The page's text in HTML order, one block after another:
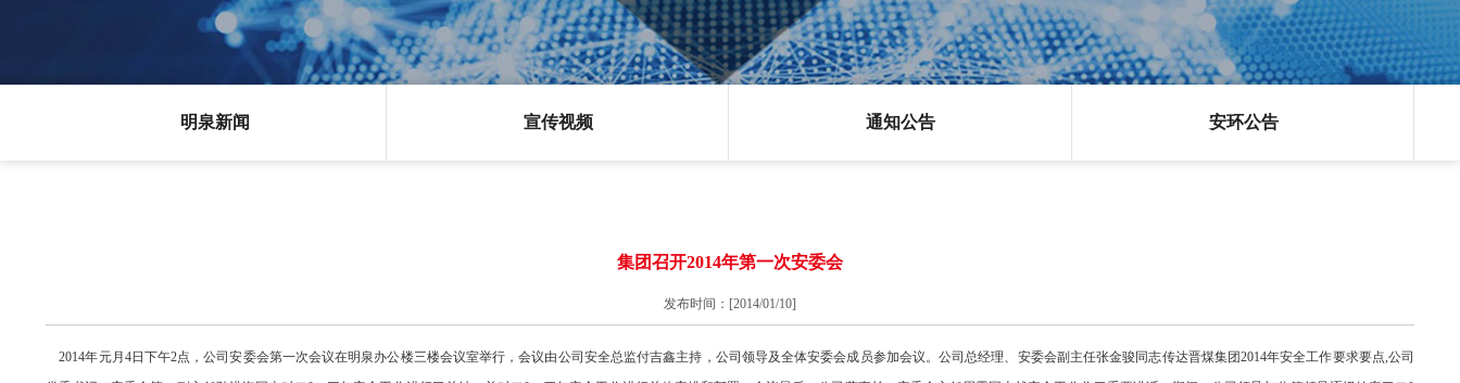
明泉新闻 宣传视频 通知公告 安环公告
集团召开2014年第一次安委会
发布时间：[2014/01/10]
2014年元月4日下午2点，公司安委会第一次会议在明泉办公楼三楼会议室举行，会议由公司安全总监付吉鑫主持， 公司领导及全体安委会成员参加会议。公司总经理、安委会副主任张金骏同志传达晋煤集团2014年安全工作要求要点,公司